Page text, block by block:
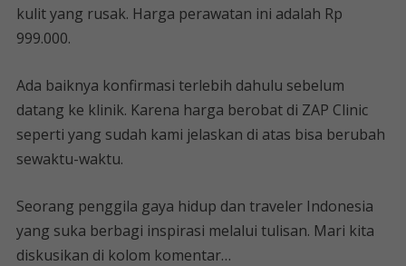
kulit yang rusak. Harga perawatan ini adalah Rp
999.000.
Ada baiknya konfirmasi terlebih dahulu sebelum
datang ke klinik. Karena harga berobat di ZAP Clinic
seperti yang sudah kami jelaskan di atas bisa berubah
sewaktu-waktu.
Seorang penggila gaya hidup dan traveler Indonesia
yang suka berbagi inspirasi melalui tulisan. Mari kita
diskusikan di kolom komentar…